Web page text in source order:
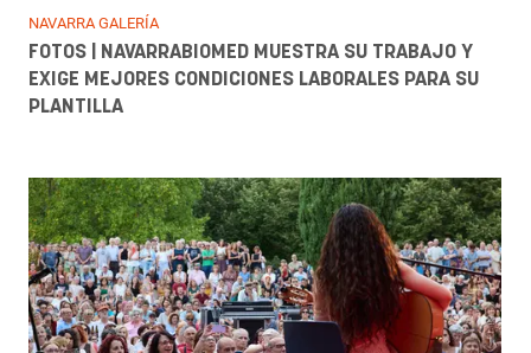
NAVARRA GALERÍA
FOTOS | NAVARRABIOMED MUESTRA SU TRABAJO Y
EXIGE MEJORES CONDICIONES LABORALES PARA SU
PLANTILLA